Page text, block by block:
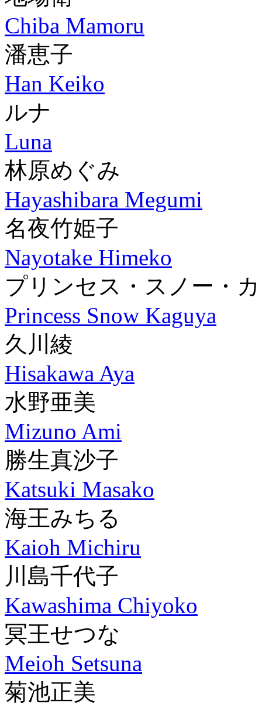
Chiba Mamoru
潘恵子
Han Keiko
ルナ
Luna
林原めぐみ
Hayashibara Megumi
名夜竹姫子
Nayotake Himeko
プリンセス・スノー・
Princess Snow Kaguya
久川綾
Hisakawa Aya
水野亜美
Mizuno Ami
勝生真沙子
Katsuki Masako
海王みちる
Kaioh Michiru
川島千代子
Kawashima Chiyoko
冥王せつな
Meioh Setsuna
菊池正美